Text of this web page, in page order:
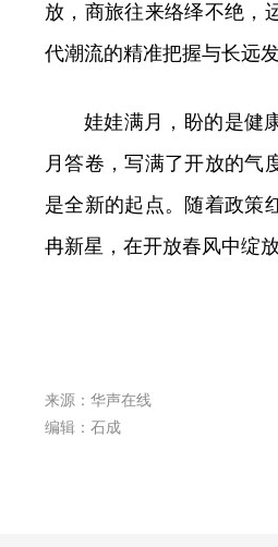
放，商旅往来络绎不绝，
代潮流的精准把握与长远
娃娃满月，盼的是健
月答卷，写满了开放的气
是全新的起点。随着政策
冉新星，在开放春风中绽
来源：华声在线
编辑：石成